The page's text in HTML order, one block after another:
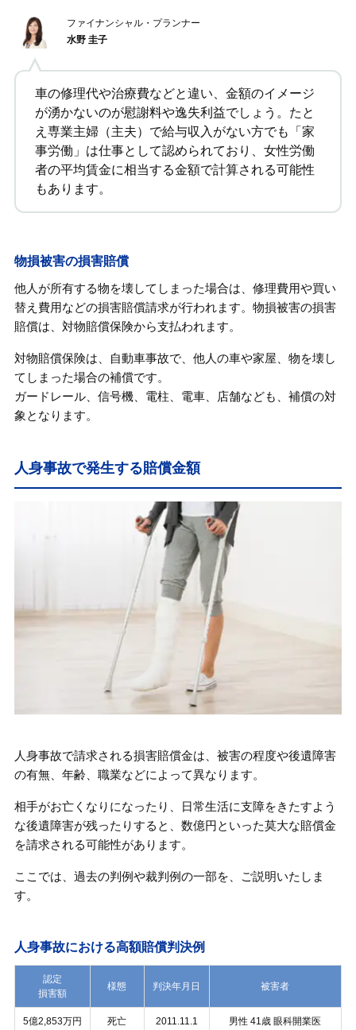
ファイナンシャル・プランナー
水野 圭子
車の修理代や治療費などと違い、金額のイメージ
が湧かないのが慰謝料や逸失利益でしょう。たと
え専業主婦（主夫）で給与収入がない方でも「家
事労働」は仕事として認められており、女性労働
者の平均賃金に相当する金額で計算される可能性
もあります。
物損被害の損害賠償
他人が所有する物を壊してしまった場合は、修理費用や買い
替え費用などの損害賠償請求が行われます。物損被害の損害
賠償は、対物賠償保険から支払われます。
対物賠償保険は、自動車事故で、他人の車や家屋、物を壊し
てしまった場合の補償です。
ガードレール、信号機、電柱、電車、店舗なども、補償の対
象となります。
人身事故で発生する賠償金額
人身事故で請求される損害賠償金は、被害の程度や後遺障害
の有無、年齢、職業などによって異なります。
相手がお亡くなりになったり、日常生活に支障をきたすよう
な後遺障害が残ったりすると、数億円といった莫大な賠償金
を請求される可能性があります。
ここでは、過去の判例や裁判例の一部を、ご説明いたしま
す。
人身事故における高額賠償判決例
認定
損害額
様態 判決年月日 被害者
5億2,853万円 死亡 2011.11.1 男性 41歳 眼科開業医